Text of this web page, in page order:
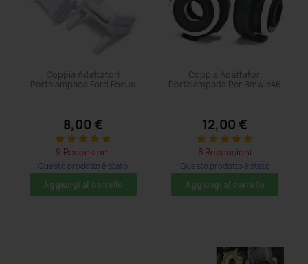
Coppia Adattatori
Portalampada Ford Focus
8,00 €
star star star star star
9 Recensioni
Questo prodotto è stato
acquistato: 5 volte
Aggiungi al carrello
Coppia Adattatori
Portalampada Per Bmw e46
12,00 €
star star star star star
8 Recensioni
Questo prodotto è stato
acquistato: 11 volte
Aggiungi al carrello